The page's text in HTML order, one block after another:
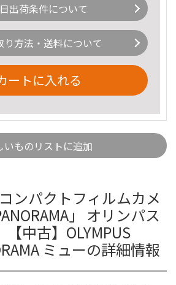
出荷条件について
り方法・送料について
ートに入れる
いものリストに追加
ンパクトフィルムカメ
」 オリンパス
【中古】OLYMPUS
ミューの詳細情報